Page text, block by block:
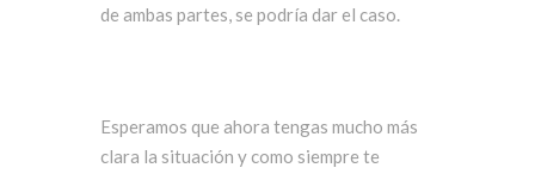
de ambas partes, se podría dar el caso.
Esperamos que ahora tengas mucho más
clara la situación y como siempre te